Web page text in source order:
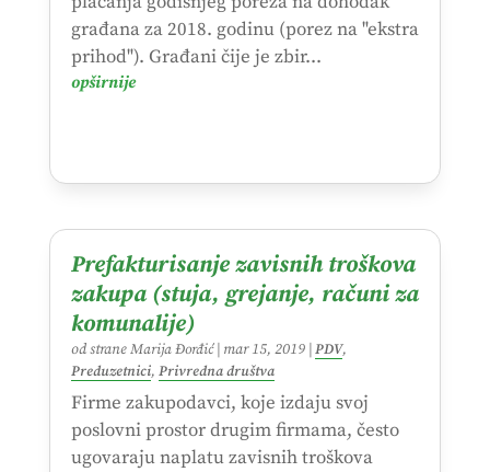
građana za 2018. godinu (porez na "ekstra
prihod"). Građani čije je zbir...
opširnije
Prefakturisanje zavisnih troškova
zakupa (stuja, grejanje, računi za
komunalije)
od straneMarija Đorđić| mar 15, 2019| PDV,
Preduzetnici, Privredna društva
Firme zakupodavci, koje izdaju svoj
poslovni prostor drugim firmama, često
ugovaraju naplatu zavisnih troškova